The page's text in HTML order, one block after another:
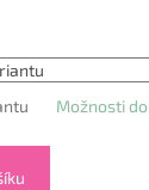
Možnosti